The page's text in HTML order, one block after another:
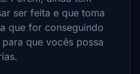
ser feita e que toma
que for conseguindo
que vocês possa